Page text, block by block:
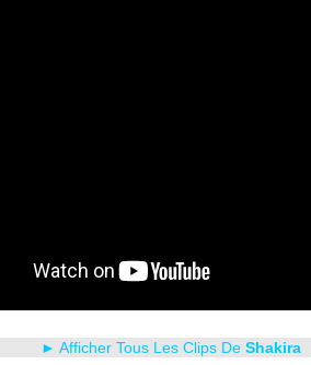
► Afficher Tous Les Clips De Shakira